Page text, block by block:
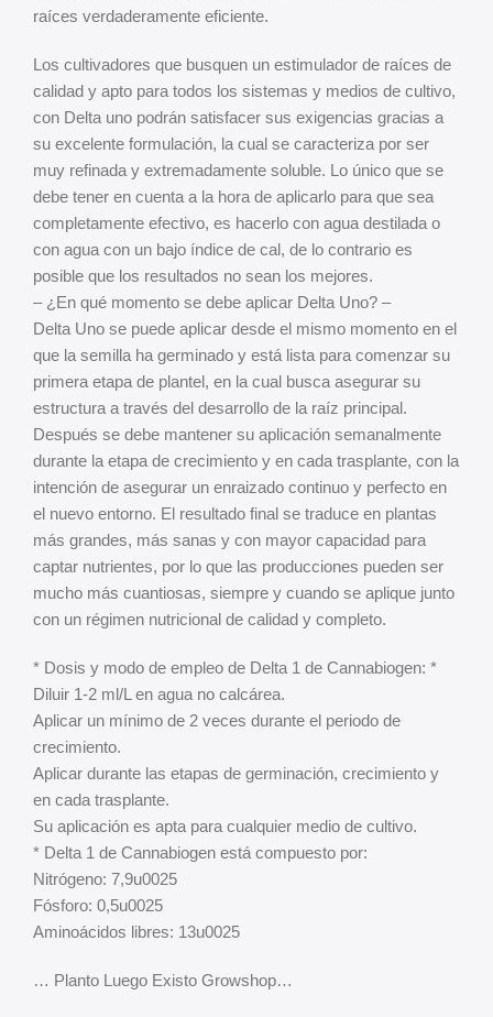
raíces verdaderamente eficiente.
Los cultivadores que busquen un estimulador de raíces de
calidad y apto para todos los sistemas y medios de cultivo,
con Delta uno podrán satisfacer sus exigencias gracias a
su excelente formulación, la cual se caracteriza por ser
muy refinada y extremadamente soluble. Lo único que se
debe tener en cuenta a la hora de aplicarlo para que sea
completamente efectivo, es hacerlo con agua destilada o
con agua con un bajo índice de cal, de lo contrario es
posible que los resultados no sean los mejores.
– ¿En qué momento se debe aplicar Delta Uno? –
Delta Uno se puede aplicar desde el mismo momento en el
que la semilla ha germinado y está lista para comenzar su
primera etapa de plantel, en la cual busca asegurar su
estructura a través del desarrollo de la raíz principal.
Después se debe mantener su aplicación semanalmente
durante la etapa de crecimiento y en cada trasplante, con la
intención de asegurar un enraizado continuo y perfecto en
el nuevo entorno. El resultado final se traduce en plantas
más grandes, más sanas y con mayor capacidad para
captar nutrientes, por lo que las producciones pueden ser
mucho más cuantiosas, siempre y cuando se aplique junto
con un régimen nutricional de calidad y completo.
* Dosis y modo de empleo de Delta 1 de Cannabiogen: *
Diluir 1-2 ml/L en agua no calcárea.
Aplicar un mínimo de 2 veces durante el periodo de
crecimiento.
Aplicar durante las etapas de germinación, crecimiento y
en cada trasplante.
Su aplicación es apta para cualquier medio de cultivo.
* Delta 1 de Cannabiogen está compuesto por:
Nitrógeno: 7,9u0025
Fósforo: 0,5u0025
Aminoácidos libres: 13u0025
… Planto Luego Existo Growshop…